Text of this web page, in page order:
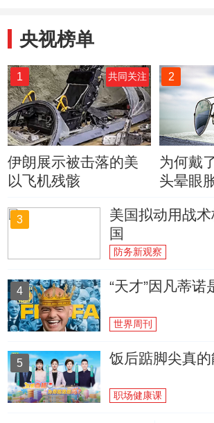
央视榜单
1 共同关注
伊朗展示被击落的美
以飞机残骸
2
为何戴
头晕眼
3
美国拟动用战
国
防务新观察
4 “天才”因凡蒂诺
世界周刊
5 饭后踮脚尖真
职场健康课